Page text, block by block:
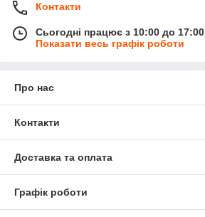
Контакти
Сьогодні працює з 10:00 до 17:00
Показати весь графік роботи
Про нас
Контакти
Доставка та оплата
Графік роботи